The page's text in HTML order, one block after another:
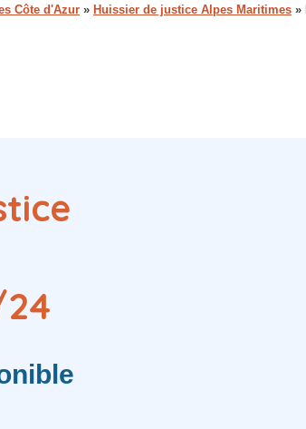
Côte d'Azur » Huissier de justice Alpes Maritimes »